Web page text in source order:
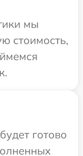
мы
стоимость,
готово